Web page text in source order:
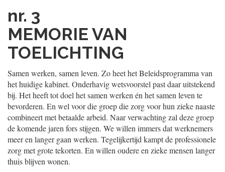
nr. 3
MEMORIE VAN
TOELICHTING
Samen werken, samen leven. Zo heet het Beleidsprogramma van
het huidige kabinet. Onderhavig wetsvoorstel past daar uitstekend
bij. Het heeft tot doel het samen werken én het samen leven te
bevorderen. En wel voor die groep die zorg voor hun zieke naaste
combineert met betaalde arbeid. Naar verwachting zal deze groep
de komende jaren fors stijgen. We willen immers dat werknemers
meer en langer gaan werken. Tegelijkertijd kampt de professionele
zorg met grote tekorten. En willen oudere en zieke mensen langer
thuis blijven wonen.